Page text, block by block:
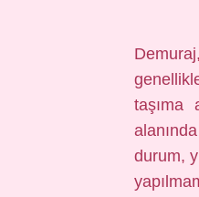
taşıma
durum,